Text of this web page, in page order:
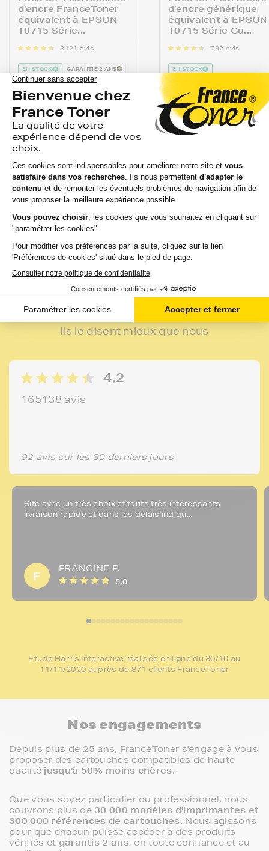
d'encre FranceToner
équivalent à EPSON
T0715 Série...
3121 avis
EN STOCK GARANTIE 2 ANS
LIVRAISON GRATUITE
15,83 € HT
19,00 € TTC
Ajouter au panier
d'encre générique
équivalent à EPSON
T0715 Série Gu...
792 avis
EN STOCK
8,42 € HT
Ajouter au panier
97% DE CLIENTS
SATISFAITS
Ils le disent mieux que nous
4,2
165138 avis
92 avis sur les 30 derniers jours
Site avec un très choix et tarifs très intéressants
livraison rapide et dans les délais indiqu...
F
FRANCINE P.
5,0
Etude Harris Interactive réalisée en ligne du 30/10 au
11/11/2020 auprès de 871 clients FranceToner
Nos engagements
Depuis plus de 25 ans, FranceToner s'engage à vous
proposer des cartouches compatibles de haute
qualité jusqu'à 50% moins chères.
Que vous soyez particulier ou professionnel, nous
couvrons plus de 30 000 modèles d'imprimantes et
300 000 références de cartouches. Nous agissons
pour que chacun puisse accéder à des produits
vérifiés et garantis 2 ans, en toute confiance et au